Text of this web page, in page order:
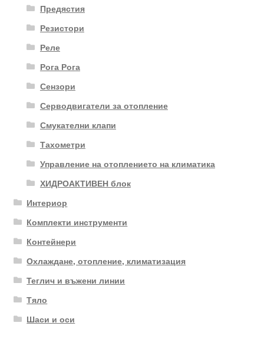
Предястия
Резистори
Реле
Рога Рога
Сензори
Серводвигатели за отопление
Смукателни клапи
Тахометри
Управление на отоплението на климатика
ХИДРОАКТИВЕН блок
Интериор
Комплекти инструменти
Контейнери
Охлаждане, отопление, климатизация
Теглич и въжени линии
Тяло
Шаси и оси